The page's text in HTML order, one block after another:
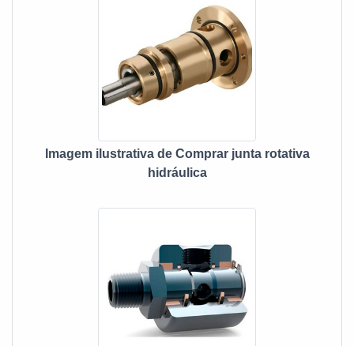
qualidade onde são realizadas as atividades e
sustentabilidade e tecnologia de seus produtos e serviços,
tudo para garantir onde comprar selo mecânico com
assertividade.Há muitas maneiras eficientes de uma
empresa demonstrar competência, excelência e destaque
em sua área de atuação. A MECFLU Selos Mecânicos se
dinâmicas; Centro de engenharia e assistência técnica para
o cliente; Sustentabilidade e tecnologia de seus produtos e
importantes que ficam de fora no planejamento de
empresas que visam apenas o lucro, deixando a desejar
nos outros fatores.É por esta razão que a MECFLU Selos
Mecânicos é uma empresa altamente qualificada quando se
trata de empresas do segmento de vedações industriais. O
Imagem ilustrativa de Comprar junta rotativa
hidráulica